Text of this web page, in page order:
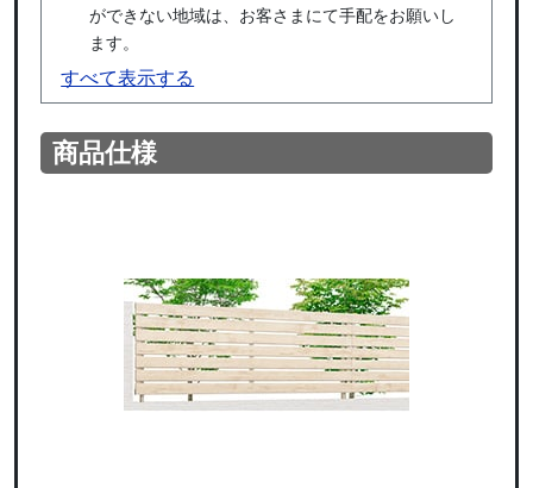
ができない地域は、お客さまにて手配をお願いし
ます。
すべて表示する
商品仕様